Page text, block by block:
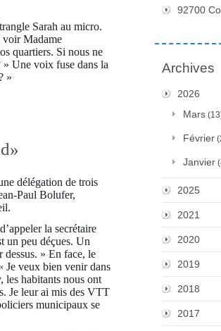
Sarah au micro.
voir Madame
quartiers. Si nous ne
» Une voix fuse dans la
»
délégation de trois
Paul Bolufer,
la secrétaire
un peu déçues. Un
dessus. » En face, le
Je veux bien venir dans
les habitants nous ont
Je leur ai mis des VTT
municipaux se
92700
Archives
2026
Mars
Février
Janvier
2025
2021
2020
2019
2018
2017